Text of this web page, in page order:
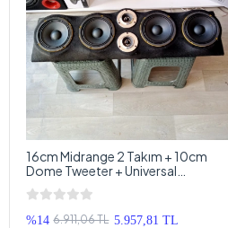
16cm Midrange 2 Takım + 10cm
Dome Tweeter + Universal
Pandizot - Ekonomik Set
%14 6.911,06 TL 5.957,81 TL